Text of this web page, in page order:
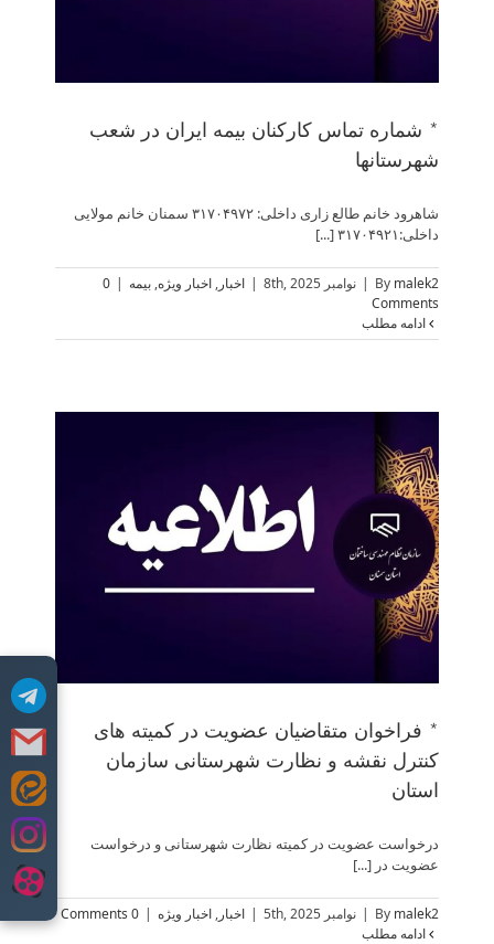
content
* شماره تماس کارکنان بیمه ایران در شعب
شهرستانها
شاهرود خانم طالع زاری داخلی: ۳۱۷۰۴۹۷۲ سمنان خانم مولایی
داخلی:۳۱۷۰۴۹۲۱ [...]
By malek2
| نوامبر 8th, 2025 | اخبار, اخبار ویژه, بیمه |
0
Comments
ادامه مطلب
* فراخوان متقاضیان عضویت در کمیته های
کنترل نقشه و نظارت شهرستانی سازمان
استان
درخواست عضویت در کمیته نظارت شهرستانی و درخواست
عضویت در [...]
By malek2
| نوامبر 5th, 2025 | اخبار, اخبار ویژه |
0 Comments
ادامه مطلب